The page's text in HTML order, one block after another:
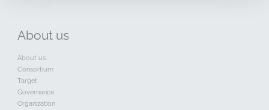
About us
About us
Consortium
Target
Governance
Organization